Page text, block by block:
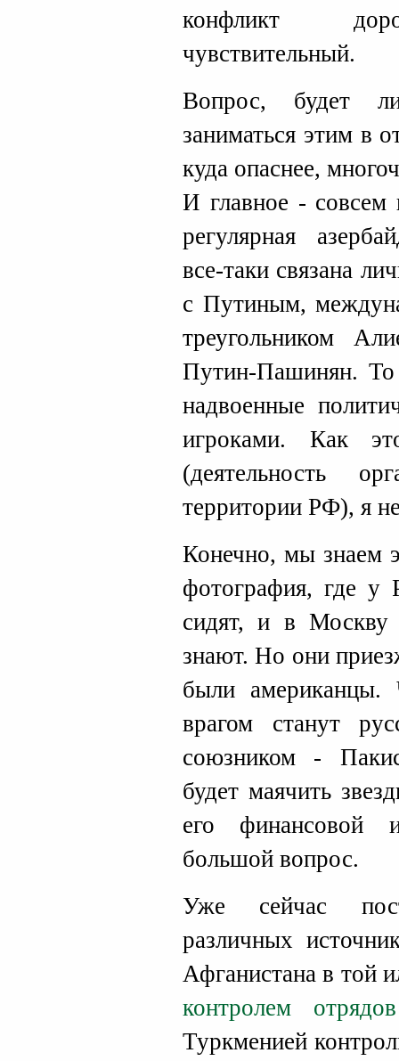
конфликт
чувствительный.
Вопрос, будет
заниматься этим в
куда опаснее,
И главное -
регулярная
все-таки связана
с Путиным,
треугольником
Путин-Пашинян. То
надвоенные
игроками. Как
(деятельность
территории РФ), я
Конечно, мы знаем
фотография, где у
сидят, и в Москву
знают. Но они
были американцы.
врагом станут
союзником -
будет маячить
его финансовой
большой вопрос.
Уже сейчас
различных
Афганистана в той
контролем
Туркменией